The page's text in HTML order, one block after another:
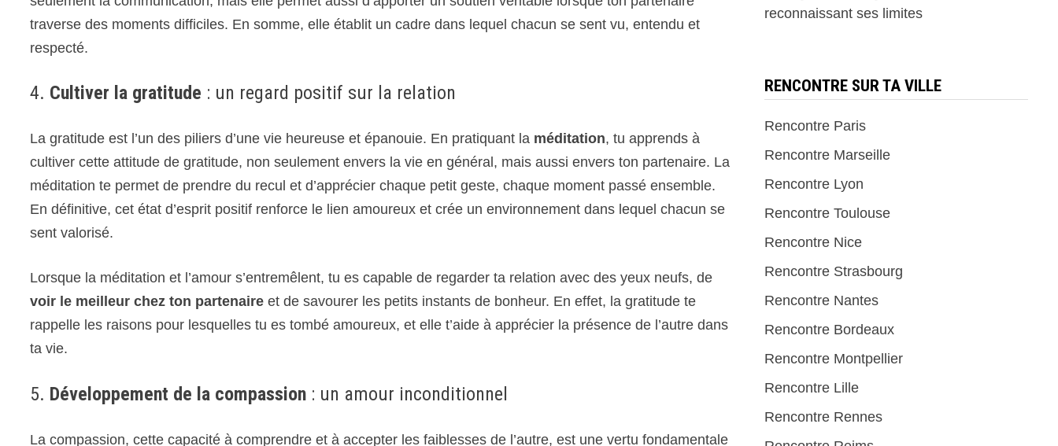
traverse des moments difficiles. En somme, elle établit un cadre dans lequel chacun se sent vu, entendu et
respecté.
4. Cultiver la gratitude : un regard positif sur la relation
La gratitude est l’un des piliers d’une vie heureuse et épanouie. En pratiquant la méditation, tu apprends à
cultiver cette attitude de gratitude, non seulement envers la vie en général, mais aussi envers ton partenaire. La
méditation te permet de prendre du recul et d’apprécier chaque petit geste, chaque moment passé ensemble.
En définitive, cet état d’esprit positif renforce le lien amoureux et crée un environnement dans lequel chacun se
sent valorisé.
Lorsque la méditation et l’amour s’entremêlent, tu es capable de regarder ta relation avec des yeux neufs, de
voir le meilleur chez ton partenaire et de savourer les petits instants de bonheur. En effet, la gratitude te
rappelle les raisons pour lesquelles tu es tombé amoureux, et elle t’aide à apprécier la présence de l’autre dans
ta vie.
5. Développement de la compassion : un amour inconditionnel
La compassion, cette capacité à comprendre et à accepter les faiblesses de l’autre, est une vertu fondamentale
reconnaissant ses limites
RENCONTRE SUR TA VILLE
Rencontre Paris
Rencontre Marseille
Rencontre Lyon
Rencontre Toulouse
Rencontre Nice
Rencontre Strasbourg
Rencontre Nantes
Rencontre Bordeaux
Rencontre Montpellier
Rencontre Lille
Rencontre Rennes